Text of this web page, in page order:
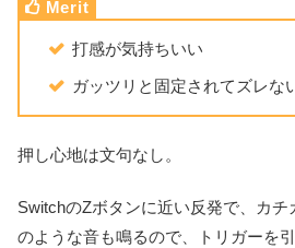
打感が気持ちいい
ガッツリと固定されてズレな
押し心地は文句なし。
SwitchのZボタンに近い反発で、カチ
のような音も鳴るので、トリガーを